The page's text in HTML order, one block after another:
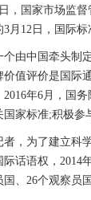
，国家市场监
月12日，国际
个由中国牵头制
价值评价是国际
2016年6月，国
国家标准;积极参
者，为了建立科
际话语权，2014
国、26个观察员